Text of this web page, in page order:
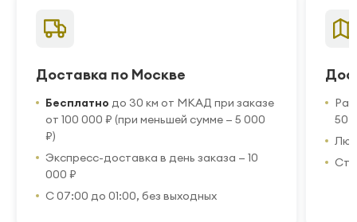
Доставка по Москве
Бесплатно до 30 км от МКАД при заказе
от 100 000 ₽ (при меньшей сумме — 5 000
₽)
Экспресс-доставка в день заказа — 10
000 ₽
С 07:00 до 01:00, без выходных
50